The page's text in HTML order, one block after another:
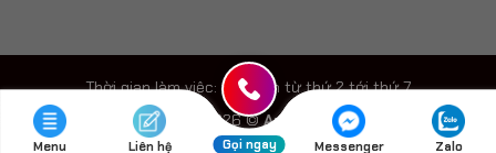
Thời gian làm viêc: 8h - 18h từ thứ 2 tới thứ 7
Copyright 2026 ©Auto Speedy
Menu Liên hệ Gọi ngay Messenger Zalo